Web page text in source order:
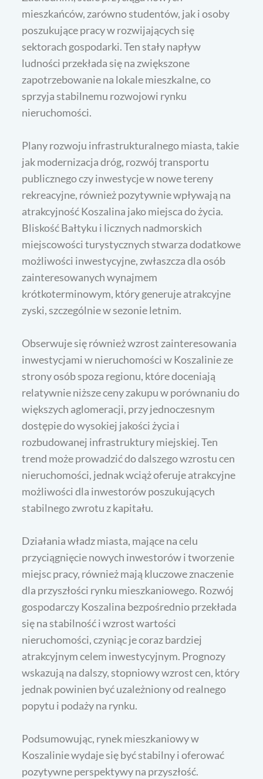
mieszkańców, zarówno studentów, jak i osoby
poszukujące pracy w rozwijających się
sektorach gospodarki. Ten stały napływ
ludności przekłada się na zwiększone
zapotrzebowanie na lokale mieszkalne, co
sprzyja stabilnemu rozwojowi rynku
nieruchomości.
Plany rozwoju infrastrukturalnego miasta, takie
jak modernizacja dróg, rozwój transportu
publicznego czy inwestycje w nowe tereny
rekreacyjne, również pozytywnie wpływają na
atrakcyjność Koszalina jako miejsca do życia.
Bliskość Bałtyku i licznych nadmorskich
miejscowości turystycznych stwarza dodatkowe
możliwości inwestycyjne, zwłaszcza dla osób
zainteresowanych wynajmem
krótkoterminowym, który generuje atrakcyjne
zyski, szczególnie w sezonie letnim.
Obserwuje się również wzrost zainteresowania
inwestycjami w nieruchomości w Koszalinie ze
strony osób spoza regionu, które doceniają
relatywnie niższe ceny zakupu w porównaniu do
większych aglomeracji, przy jednoczesnym
dostępie do wysokiej jakości życia i
rozbudowanej infrastruktury miejskiej. Ten
trend może prowadzić do dalszego wzrostu cen
nieruchomości, jednak wciąż oferuje atrakcyjne
możliwości dla inwestorów poszukujących
stabilnego zwrotu z kapitału.
Działania władz miasta, mające na celu
przyciągnięcie nowych inwestorów i tworzenie
miejsc pracy, również mają kluczowe znaczenie
dla przyszłości rynku mieszkaniowego. Rozwój
gospodarczy Koszalina bezpośrednio przekłada
się na stabilność i wzrost wartości
nieruchomości, czyniąc je coraz bardziej
atrakcyjnym celem inwestycyjnym. Prognozy
wskazują na dalszy, stopniowy wzrost cen, który
jednak powinien być uzależniony od realnego
popytu i podaży na rynku.
Podsumowując, rynek mieszkaniowy w
Koszalinie wydaje się być stabilny i oferować
pozytywne perspektywy na przyszłość.